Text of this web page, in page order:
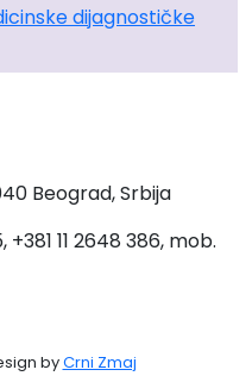
dijagnostičke
Beograd, Srbija
11 2648 386, mob.
byCrni Zmaj